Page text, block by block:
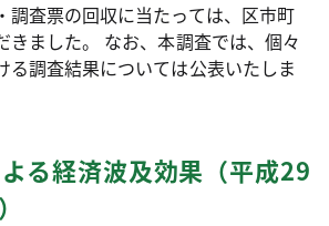
調査票の回収に当たっては、区市町
きました。 なお、本調査では、個々
る調査結果については公表いたしま
る経済波及効果（平成29